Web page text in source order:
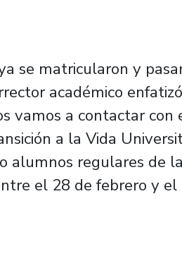
se matricularon y
académico
vamos a contactar
a la Vida
alumnos regulares de
el 28 de febrero y el